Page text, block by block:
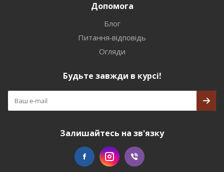
Допомога
Блог
Питання-відповідь
Огляди
Будьте завжди в курсі!
Залишайтесь на зв'язку